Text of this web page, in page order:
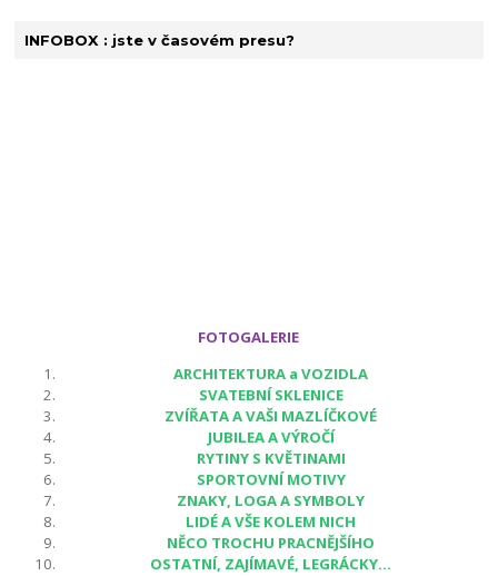
INFOBOX : jste v časovém presu?
FOTOGALERIE
ARCHITEKTURA a VOZIDLA
SVATEBNÍ SKLENICE
ZVÍŘATA A VAŠI MAZLÍČKOVÉ
JUBILEA A VÝROČÍ
RYTINY S KVĚTINAMI
SPORTOVNÍ MOTIVY
ZNAKY, LOGA A SYMBOLY
LIDÉ A VŠE KOLEM NICH
NĚCO TROCHU PRACNĚJŠÍHO
OSTATNÍ, ZAJÍMAVÉ, LEGRÁCKY...